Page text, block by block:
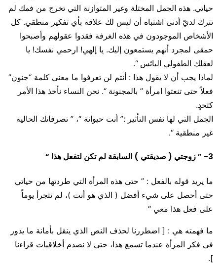
حياتي. هذه الجمل المختلة وغير المتوازنة التي تخرج من فمك لم
تترك لديّ أدنى اشتباه أن ليس لك علاقة بأي تفكير منطقي. كل
الأشخاص الموجودون في هذه الغرفة فقدوا عقولهم وأصبحوا
حمقى لمجرد أنهم يستمعون إليك. يا إلهي! ارحمي نفسك! يا
لعقلك الطفولي البائس “.
لماذا يجب أن لا يقول هذا : أنتم لن تعرفوا ما معنى كلمة “جنون”
فعلاً حتى تنعتوا امرأة ” بالمجنونة “. نحن النساء نأخذ هذا الأمر
كتحدٍ.
الجمل التي لها نفس التأثير :” أنت حيوانة “، ” تصرفاتك الحالية
غير منطقية “.
3- ” زوجتي ( صديقتي ) السابقة لم تكن لتفعل هذا “
ما يريد قوله بالفعل : ” حتى هذه المرأة التي طردتها من حياتي
حتى أحصل على شيء أفضل ( الذي هو أنت )، لم تتجرأ يوماً
على فعل هذا معي “
ما فهمته هي : [ اضطررنا لحذف النص الذي ينقل بأمانة ما يدور
في فكر المرأة عندما تسمع هذا، حتى لا نصدم أخلاقيات قراءنا
].